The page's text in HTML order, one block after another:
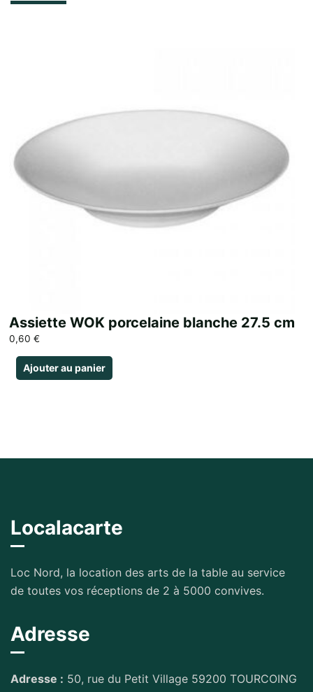
Assiette WOK porcelaine blanche 27.5 cm
0,60 €
Ajouter au panier
Localacarte
Loc Nord, la location des arts de la table au service
de toutes vos réceptions de 2 à 5000 convives.
Adresse
Adresse : 50, rue du Petit Village 59200 TOURCOING